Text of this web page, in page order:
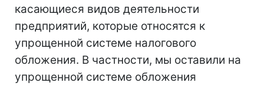
касающиеся видов деятельности
предприятий, которые относятся к
упрощенной системе налогового
обложения. В частности, мы оставили на
упрощенной системе обложения